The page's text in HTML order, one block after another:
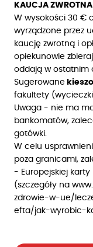
KAUCJA ZWROTNA
W wysokości 30 €
wyrządzone przez
kaucję zwrotną i
opiekunowie
oddają w ostatnim
Sugerowane
fakultety
Uwaga - nie ma
bankomatów,
gotówki.
W celu
poza granicami,
- Europejskiej
(szczegóły na
zdrowie-w-ue/
efta/jak-wyrobic-